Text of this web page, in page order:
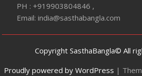
PH : +919903804846 ,
Email: india@sasthabangla.com
Copyright SasthaBangla© All
Proudly powered by WordPress |